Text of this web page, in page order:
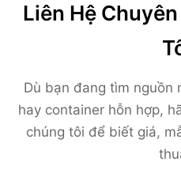
Liên Hệ
Dù bạn đang tìm nguồn
hay container hỗn hợp,
chúng tôi để biết giá,